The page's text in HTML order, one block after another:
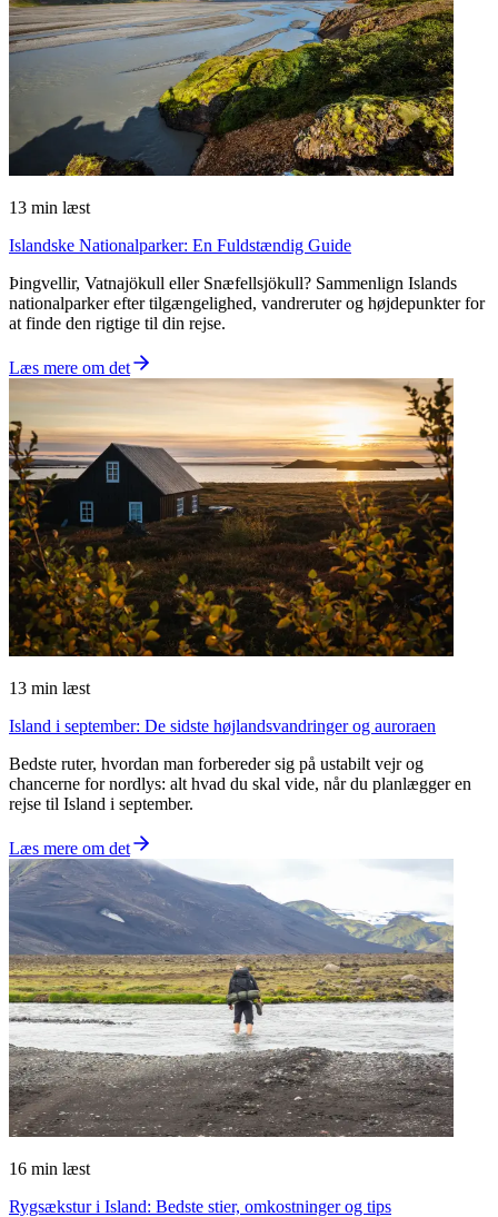
13 min læst
Islandske Nationalparker: En Fuldstændig Guide
Þingvellir, Vatnajökull eller Snæfellsjökull? Sammenlign Islands
nationalparker efter tilgængelighed, vandreruter og højdepunkter for
at finde den rigtige til din rejse.
Læs mere om det
13 min læst
Island i september: De sidste højlandsvandringer og auroraen
Bedste ruter, hvordan man forbereder sig på ustabilt vejr og
chancerne for nordlys: alt hvad du skal vide, når du planlægger en
rejse til Island i september.
Læs mere om det
16 min læst
Rygsækstur i Island: Bedste stier, omkostninger og tips